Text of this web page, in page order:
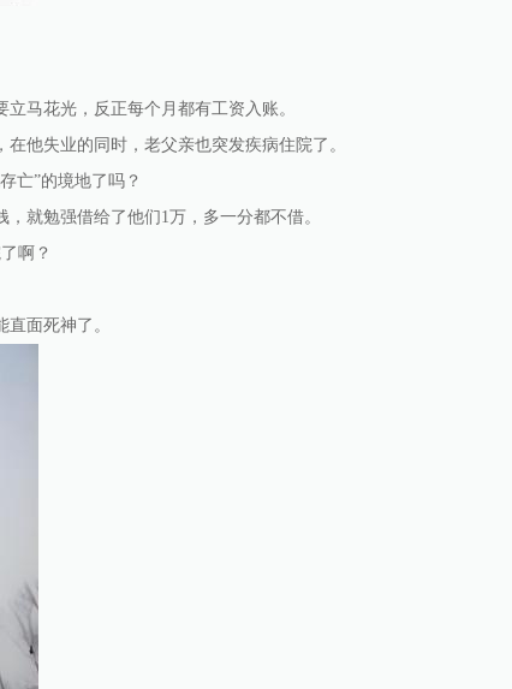
马花光，反正每个月都有工资入账。
他失业的同时，老父亲也突发疾病住院了。
亡”的境地了吗？
就勉强借给了他们1万，多一分都不借。
啊？
面死神了。